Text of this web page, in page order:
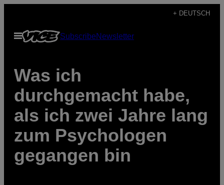
content
+ DEUTSCH
Open
Menu
SubscribeNewsletter
Was ich
durchgemacht habe,
als ich zwei Jahre lang
zum Psychologen
gegangen bin